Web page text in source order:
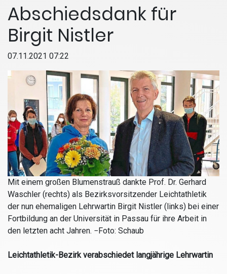
Abschiedsdank für
Birgit Nistler
07.11.2021 07:22
Mit einem großen Blumenstrauß dankte Prof. Dr. Gerhard
Waschler (rechts) als Bezirksvorsitzender Leichtathletik
der nun ehemaligen Lehrwartin Birgit Nistler (links) bei einer
Fortbildung an der Universität in Passau für ihre Arbeit in
den letzten acht Jahren. −Foto: Schaub
Leichtathletik-Bezirk verabschiedet langjährige Lehrwartin